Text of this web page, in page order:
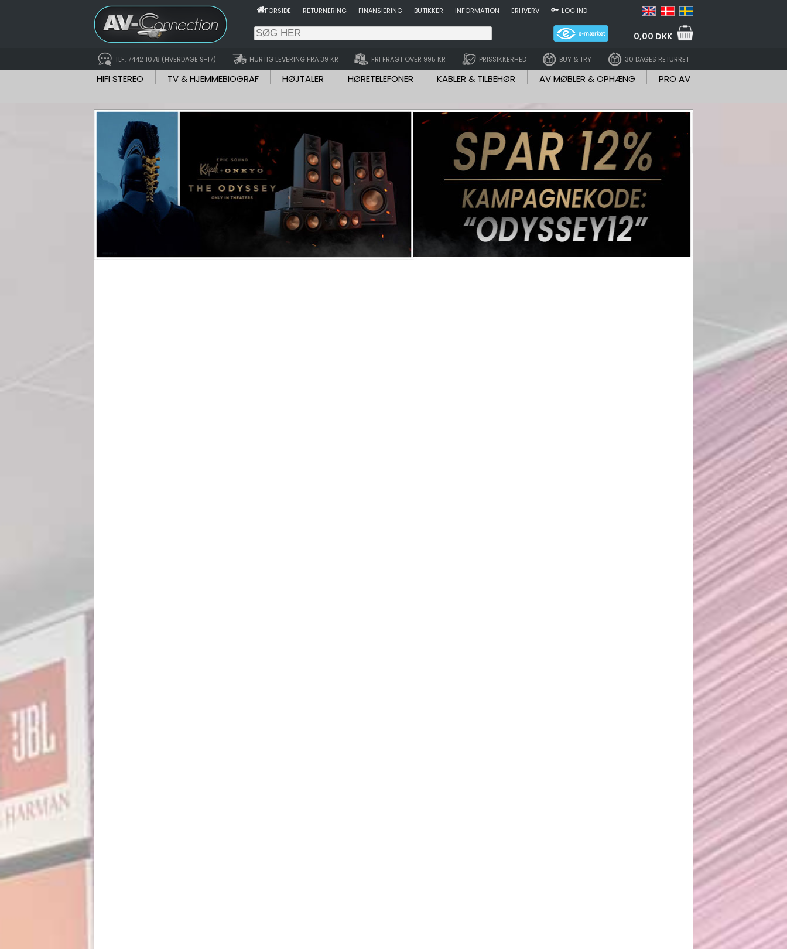
FORSIDE RETURNERING FINANSIERING BUTIKKER INFORMATION ERHVERV LOG IND
0,00 DKK
TLF. 7442 1078 (HVERDAGE 9-17) HURTIG LEVERING FRA 39 KR FRI FRAGT OVER 995 KR PRISSIKKERHED BUY & TRY 30 DAGES RETURRET
HIFI STEREO TV & HJEMMEBIOGRAF HØJTALER HØRETELEFONER KABLER & TILBEHØR AV MØBLER & OPHÆNG PRO AV